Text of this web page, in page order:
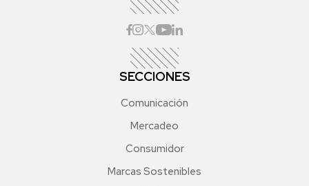
SECCIONES
Comunicación
Mercadeo
Consumidor
Marcas Sostenibles